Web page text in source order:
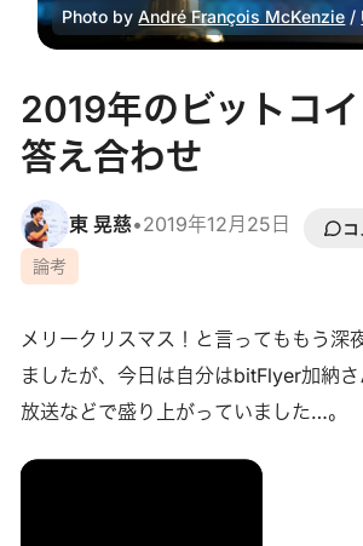
Photo byAndré François McKenzie /
2019年のビットコ
答え合わせ
東 晃慈•2019年12月25日
論考
メリークリスマス！と言ってももう深
ましたが、今日は自分はbitFlyer加納
放送などで盛り上がっていました…。